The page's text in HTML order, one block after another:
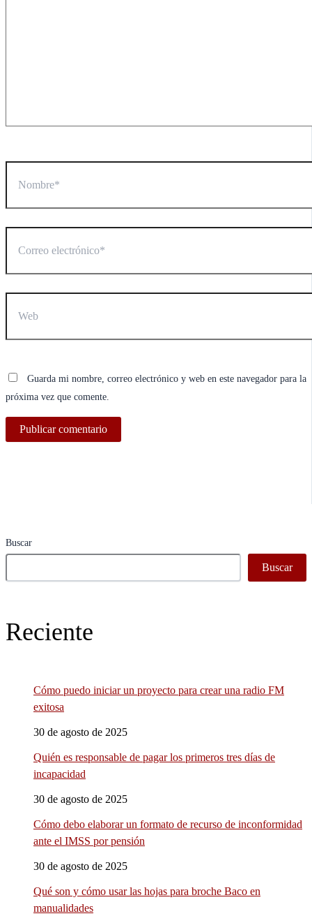
electrónico*
Guarda mi nombre, correo electrónico y web en este navegador para la
próxima vez que comente.
Buscar
Buscar
Reciente
Cómo puedo iniciar un proyecto para crear una radio FM
exitosa
30 de agosto de 2025
Quién es responsable de pagar los primeros tres días de
incapacidad
30 de agosto de 2025
Cómo debo elaborar un formato de recurso de inconformidad
ante el IMSS por pensión
30 de agosto de 2025
Qué son y cómo usar las hojas para broche Baco en
manualidades